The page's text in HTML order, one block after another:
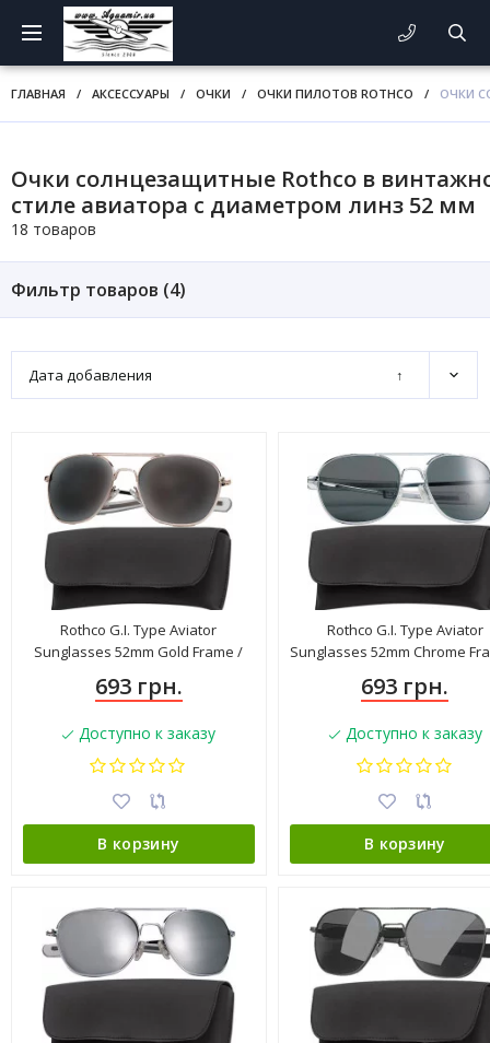
ГЛАВНАЯ / АКСЕССУАРЫ / ОЧКИ / ОЧКИ ПИЛОТОВ ROTHCO / ОЧКИ
Очки солнцезащитные Rothco в
стиле авиатора с диаметром линз 52 мм
18 товаров
Фильтр товаров (4)
Дата добавления ↑
Rothco G.I. Type Aviator
Sunglasses 52mm Gold Frame /
693 грн.
Доступно к заказу
В корзину
Rothco G.I. Type Aviator
Sunglasses 52mm Chrome
693 грн.
Доступно к заказу
В корзину